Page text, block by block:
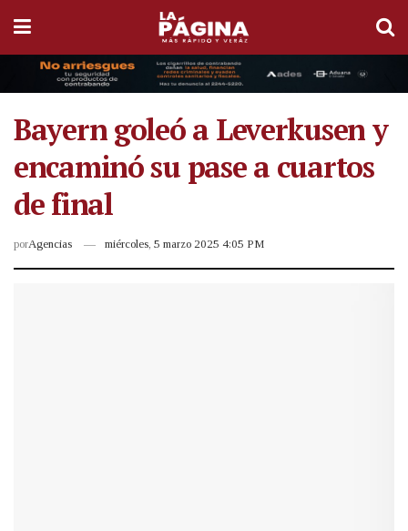
Bayern goleó a Leverkusen y
encaminó su pase a cuartos
de final
porAgencias miércoles, 5 marzo 2025 4:05 PM